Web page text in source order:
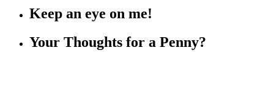
Keep an eye on me!
Your Thoughts for a Penny?